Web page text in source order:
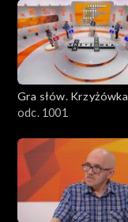
Gra słów. Krzyżówka
odc. 1001